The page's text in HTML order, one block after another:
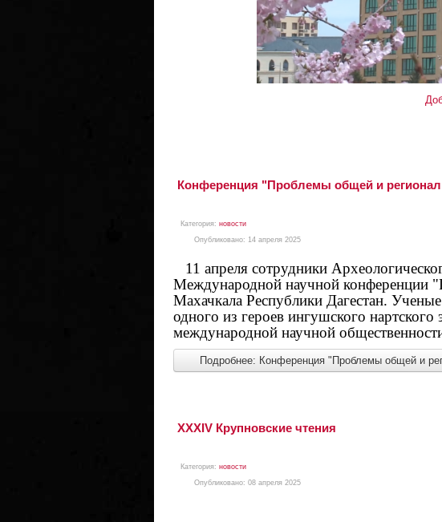
Конференция "Проблемы общей и
Категория: новости
Опубликовано: 14 апреля 2025
11 апреля сотрудники
Международной научной конференции
Махачкала Республики Дагестан.
одного из героев ингушского
международной научной
Подробнее: Конференция "Проблемы общей и
XXXIV Крупновские чтения
Категория: новости
Опубликовано: 08 апреля 2025